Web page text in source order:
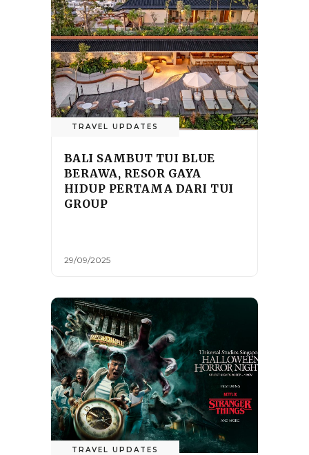
TRAVEL UPDATES
BALI SAMBUT TUI BLUE
BERAWA, RESOR GAYA
HIDUP PERTAMA DARI TUI
GROUP
29/09/2025
TRAVEL UPDATES